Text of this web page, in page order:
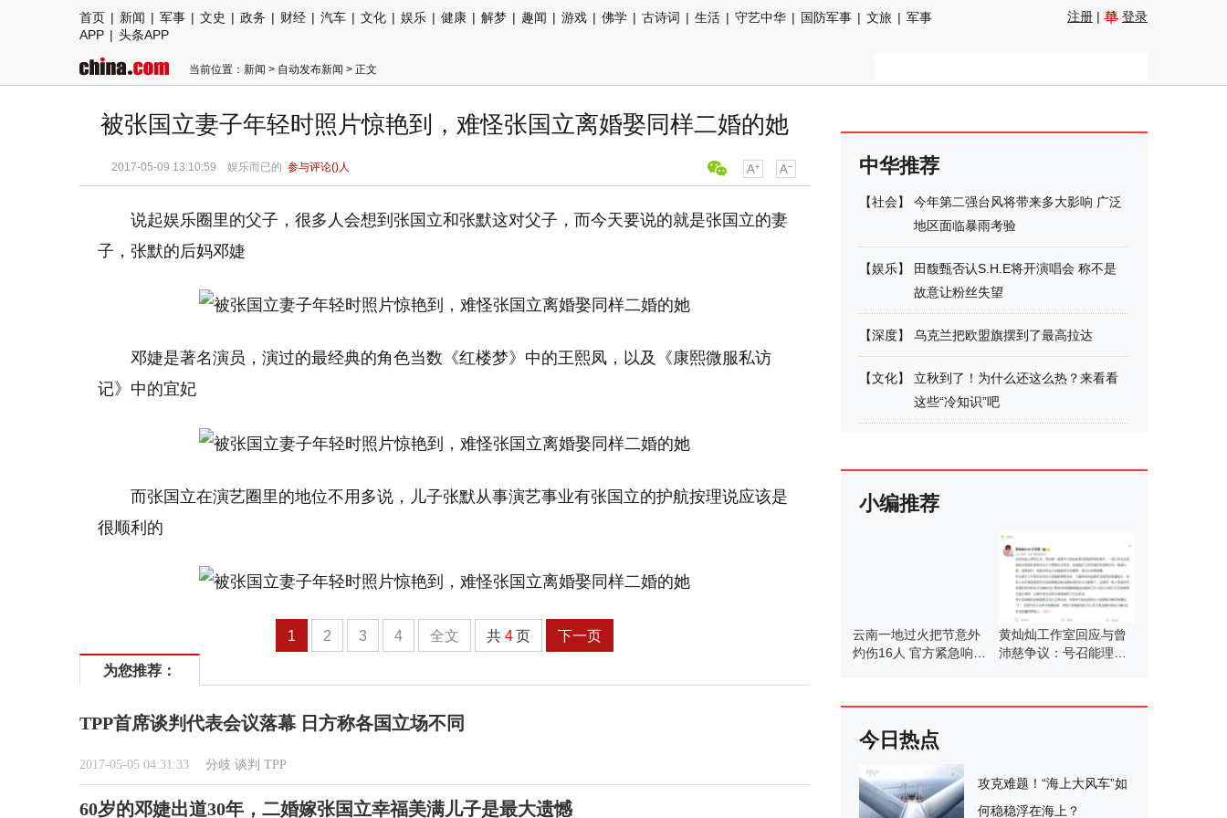
首页 | 新闻 | 军事 | 文史 | 政务 | 财经 | 汽车 | 文化 | 娱乐 | 健康 | 解梦 | 趣闻 | 游戏 | 佛学 | 古诗词 | 生活 | 守艺中华 | 国防军事 | 文旅 | 军事
APP | 头条APP
注册 | 登录
当前位置： 新闻 > 自动发布新闻 > 正文
被张国立妻子年轻时照片惊艳到，难怪张国立离婚娶同样二婚的她
2017-05-09 13:10:59 娱乐而已的 参与评论()人
说起娱乐圈里的父子，很多人会想到张国立和张默这对父子，而今天要说的就是张国立的妻
子，张默的后妈邓婕
邓婕是著名演员，演过的最经典的角色当数《红楼梦》中的王熙凤，以及《康熙微服私访
记》中的宜妃
而张国立在演艺圈里的地位不用多说，儿子张默从事演艺事业有张国立的护航按理说应该是
很顺利的
1 2 3 4 全文 共 4 页 下一页
为您推荐：
TPP首席谈判代表会议落幕 日方称各国立场不同
2017-05-05 04:31:33 分歧 谈判 TPP
60岁的邓婕出道30年，二婚嫁张国立幸福美满儿子是最大遗憾
中华推荐
【社会】
今年第二强台风将带来多大影响 广泛
地区面临暴雨考验
【娱乐】
田馥甄否认S.H.E将开演唱会 称不是
故意让粉丝失望
【深度】 乌克兰把欧盟旗摆到了最高拉达
【文化】
立秋到了！为什么还这么热？来看看
这些“冷知识”吧
小编推荐
云南一地过火把节意外
灼伤16人 官方紧急响应
黄灿灿工作室回应与曾
沛慈争议：号召能理智
今日热点
攻克难题！“海上大风车”如
何稳稳浮在海上？